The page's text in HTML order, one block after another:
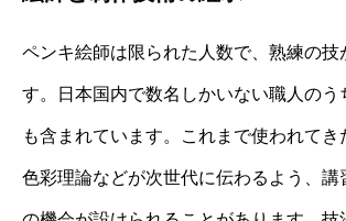
ペンキ絵師は限られた人数で、熟練の技
す。日本国内で数名しかいない職人のう
も含まれています。これまで使われてき
色彩理論などが次世代に伝わるよう、講